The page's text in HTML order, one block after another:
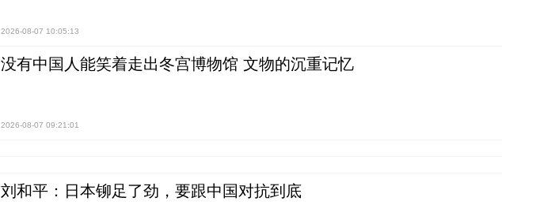
2026-08-07 10:05:13
没有中国人能笑着走出冬宫博物馆 文物的沉重记忆
2026-08-07 09:21:01
刘和平：日本铆足了劲，要跟中国对抗到底